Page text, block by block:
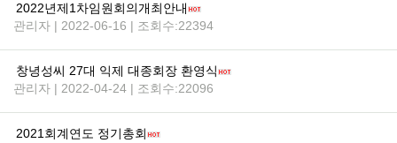
2022년제1차임원회의개최안내
관리자 | 2022-06-16 | 조회수:22394
창녕성씨 27대 익제 대종회장 환영식
관리자 | 2022-04-24 | 조회수:22096
2021회계연도 정기총회